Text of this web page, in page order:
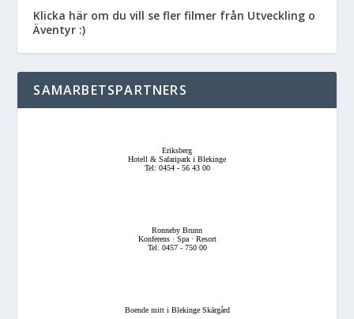
Klicka här om du vill se fler filmer från Utveckling o
Äventyr :)
SAMARBETSPARTNERS
Eriksberg
Hotell & Safaripark i Blekinge
Tel: 0454 - 56 43 00
Ronneby Brunn
Konferens · Spa · Resort
Tel: 0457 - 750 00
Boende mitt i Blekinge Skärgård